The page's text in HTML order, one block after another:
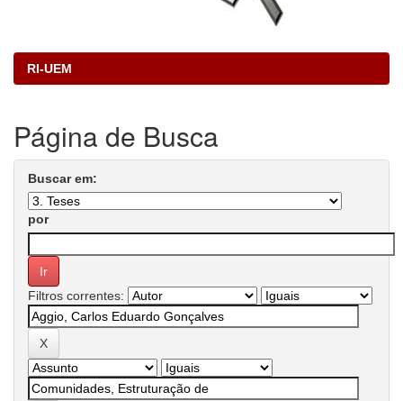
RI-UEM
Página de Busca
Buscar em:
por
Filtros correntes: